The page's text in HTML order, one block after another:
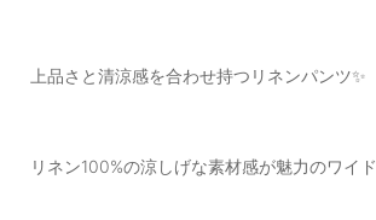
上品さと清涼感を合わせ持つリネンパンツ✨
リネン100%の涼しげな素材感が魅力のワイ